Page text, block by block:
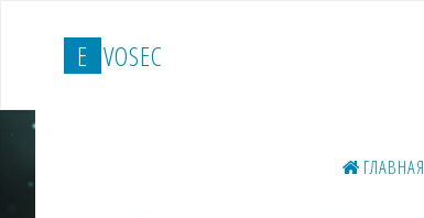
содержимому
E VOSEC
ГЛАВНАЯ